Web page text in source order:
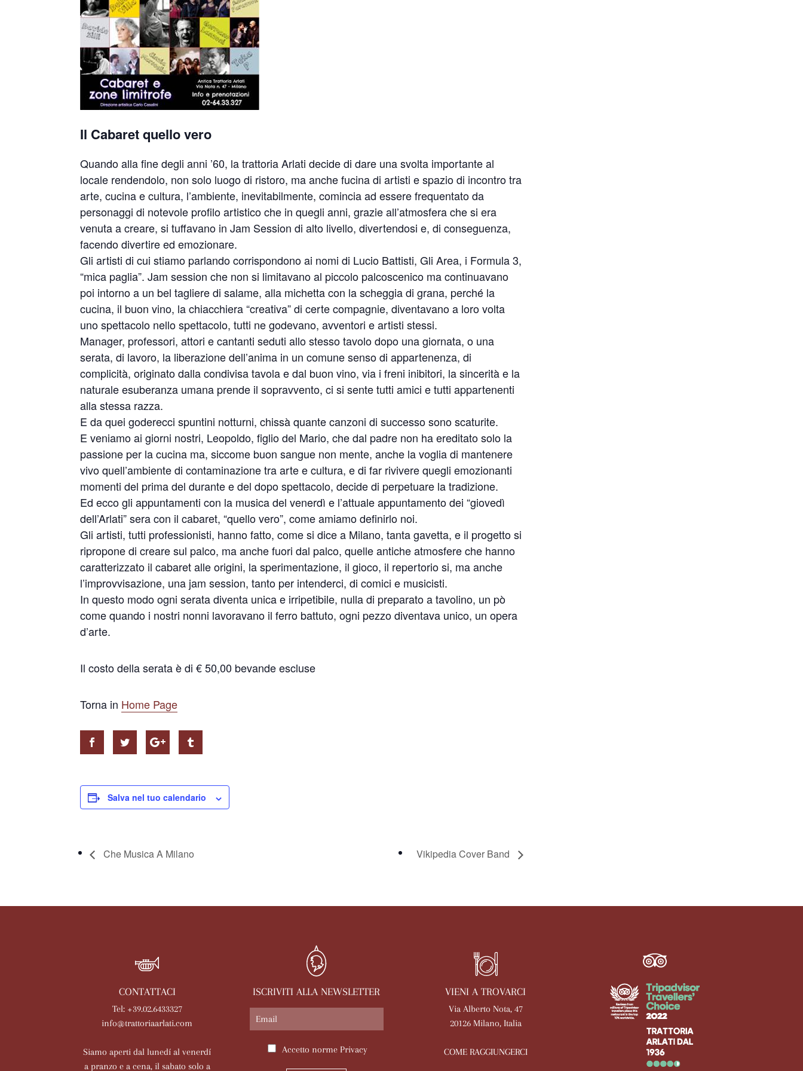
Il Cabaret quello vero
Quando alla fine degli anni ’60, la trattoria Arlati decide di dare una svolta importante al
locale rendendolo, non solo luogo di ristoro, ma anche fucina di artisti e spazio di incontro tra
arte, cucina e cultura, l’ambiente, inevitabilmente, comincia ad essere frequentato da
personaggi di notevole profilo artistico che in quegli anni, grazie all’atmosfera che si era
venuta a creare, si tuffavano in Jam Session di alto livello, divertendosi e, di conseguenza,
facendo divertire ed emozionare.
Gli artisti di cui stiamo parlando corrispondono ai nomi di Lucio Battisti, Gli Area, i Formula 3,
“mica paglia”. Jam session che non si limitavano al piccolo palcoscenico ma continuavano
poi intorno a un bel tagliere di salame, alla michetta con la scheggia di grana, perché la
cucina, il buon vino, la chiacchiera “creativa” di certe compagnie, diventavano a loro volta
uno spettacolo nello spettacolo, tutti ne godevano, avventori e artisti stessi.
Manager, professori, attori e cantanti seduti allo stesso tavolo dopo una giornata, o una
serata, di lavoro, la liberazione dell’anima in un comune senso di appartenenza, di
complicità, originato dalla condivisa tavola e dal buon vino, via i freni inibitori, la sincerità e la
naturale esuberanza umana prende il sopravvento, ci si sente tutti amici e tutti appartenenti
alla stessa razza.
E da quei goderecci spuntini notturni, chissà quante canzoni di successo sono scaturite.
E veniamo ai giorni nostri, Leopoldo, figlio del Mario, che dal padre non ha ereditato solo la
passione per la cucina ma, siccome buon sangue non mente, anche la voglia di mantenere
vivo quell’ambiente di contaminazione tra arte e cultura, e di far rivivere quegli emozionanti
momenti del prima del durante e del dopo spettacolo, decide di perpetuare la tradizione.
Ed ecco gli appuntamenti con la musica del venerdì e l’attuale appuntamento dei “giovedì
dell’Arlati” sera con il cabaret, “quello vero”, come amiamo definirlo noi.
Gli artisti, tutti professionisti, hanno fatto, come si dice a Milano, tanta gavetta, e il progetto si
ripropone di creare sul palco, ma anche fuori dal palco, quelle antiche atmosfere che hanno
caratterizzato il cabaret alle origini, la sperimentazione, il gioco, il repertorio si, ma anche
l’improvvisazione, una jam session, tanto per intenderci, di comici e musicisti.
In questo modo ogni serata diventa unica e irripetibile, nulla di preparato a tavolino, un pò
come quando i nostri nonni lavoravano il ferro battuto, ogni pezzo diventava unico, un opera
d’arte.
Il costo della serata è di € 50,00 bevande escluse
Torna in Home Page
Salva nel tuo calendario
Che Musica A Milano Vikipedia Cover Band
CONTATTACI
Tel: +39.02.6433327
info@trattoriaarlati.com
Siamo aperti dal lunedí al venerdí
a pranzo e a cena, il sabato solo a
ISCRIVITI ALLA NEWSLETTER
Accetto norme Privacy
VIENI A TROVARCI
Via Alberto Nota, 47
20126 Milano, Italia
COME RAGGIUNGERCI